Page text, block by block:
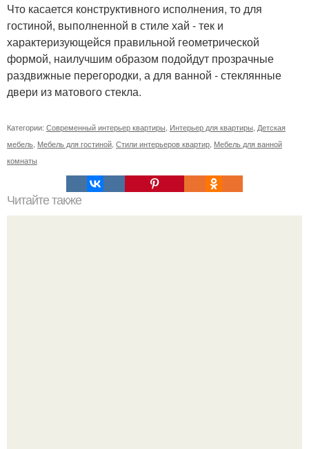
Что касается конструктивного исполнения, то для
гостиной, выполненной в стиле хай - тек и
характеризующейся правильной геометрической
формой, наилучшим образом подойдут прозрачные
раздвижные перегородки, а для ванной - стеклянные
двери из матового стекла.
Категории: Современный интерьер квартиры, Интерьер для квартиры, Детская
мебель, Мебель для гостиной, Стили интерьеров квартир, Мебель для ванной
комнаты
Читайте также